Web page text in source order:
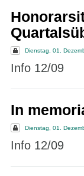
Dienstag, 01.
Info 12/09
In
Dienstag, 01.
Info 12/09